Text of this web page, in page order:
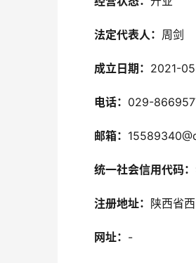
法定代表人： 周剑
成立日期： 2021-
电话： 029-
邮箱：
统一社会信用代码：
注册地址： 陕西省
网址： -